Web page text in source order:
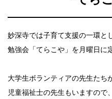
妙深寺では子育て支援の一環と
勉強会「てらこや」を月曜日に
大学生ボランティアの先生たち
児童福祉士の先生もいますので